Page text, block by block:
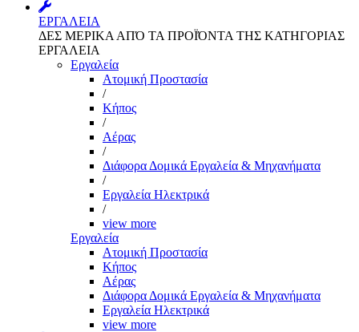
ΕΡΓΑΛΕΙΑ
ΔΕΣ ΜΕΡΙΚΑ ΑΠΌ ΤΑ ΠΡΟΪΌΝΤΑ ΤΗΣ ΚΑΤΗΓΟΡΙΑΣ
ΕΡΓΑΛΕΙΑ
Εργαλεία
Aτομική Προστασία
/
Kήπος
/
Αέρας
/
Διάφορα Δομικά Εργαλεία & Μηχανήματα
/
Εργαλεία Ηλεκτρικά
/
view more
Εργαλεία
Aτομική Προστασία
Kήπος
Αέρας
Διάφορα Δομικά Εργαλεία & Μηχανήματα
Εργαλεία Ηλεκτρικά
view more